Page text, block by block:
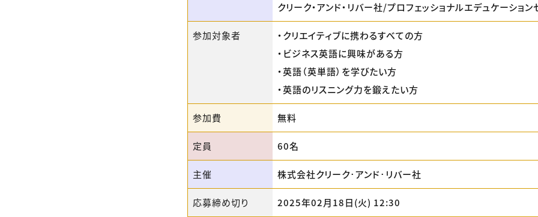
クリーク・アンド・リバー社/プロフェッショナルエデュケーション
参加対象者
・クリエイティブに携わるすべての方
・ビジネス英語に興味がある方
・英語（英単語）を学びたい方
・英語のリスニング力を鍛えたい方
参加費 無料
定員 60名
主催 株式会社クリーク･アンド･リバー社
応募締め切り 2025年02月18日(火) 12:30